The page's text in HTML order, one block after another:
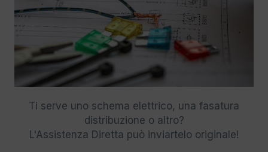
Ti serve uno schema elettrico, una fasatura
distribuzione o altro?
L'Assistenza Diretta può inviartelo originale!